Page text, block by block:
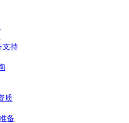
支持
质
备